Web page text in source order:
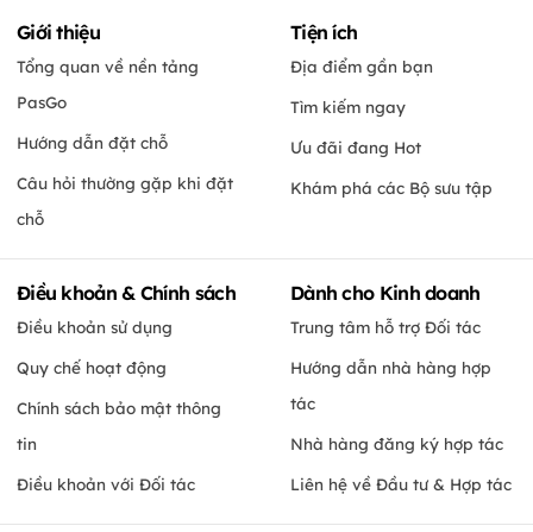
Giới thiệu
Tổng quan về nền tảng
PasGo
Hướng dẫn đặt chỗ
Câu hỏi thường gặp khi đặt
chỗ
Tiện ích
Địa điểm gần bạn
Tìm kiếm ngay
Ưu đãi đang Hot
Khám phá các Bộ sưu tập
Điều khoản & Chính sách
Điều khoản sử dụng
Quy chế hoạt động
Chính sách bảo mật thông
tin
Điều khoản với Đối tác
Dành cho Kinh doanh
Trung tâm hỗ trợ Đối tác
Hướng dẫn nhà hàng hợp
tác
Nhà hàng đăng ký hợp tác
Liên hệ về Đầu tư & Hợp tác